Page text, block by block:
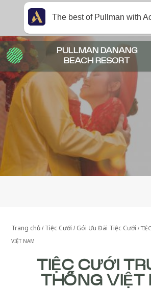
Trang chủ Tiệc Cưới Gói Ưu Đãi Tiệc Cưới
VIỆT NAM
TIỆC CƯỚI
THỐNG VIỆT
PULLMAN DANANG
BEACH RESORT
The best of Pullman with